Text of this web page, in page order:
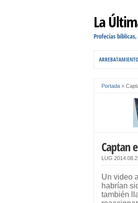
La
Profecías
ARREBATAMIENTO
Portada »
Captan
LUG
Un video
habrían
también